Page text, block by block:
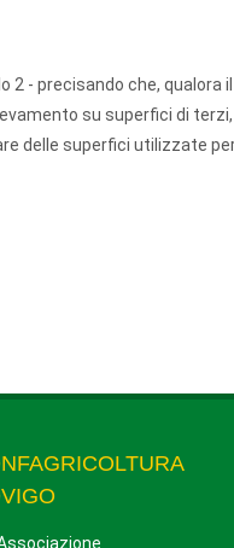
2 - precisando che,
su superfici di
delle superfici utilizzate